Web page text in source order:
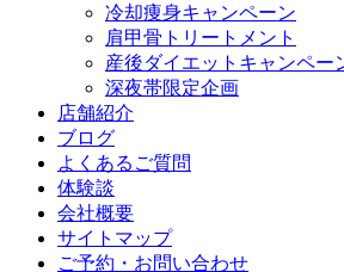
冷却痩身キャンペーン
肩甲骨トリートメント
産後ダイエットキャンペー
深夜帯限定企画
店舗紹介
ブログ
よくあるご質問
体験談
会社概要
サイトマップ
ご予約・お問い合わせ